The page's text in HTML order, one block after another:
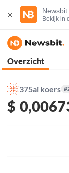
Newsbit
Bekijk in
Overzicht
375ai koers
$